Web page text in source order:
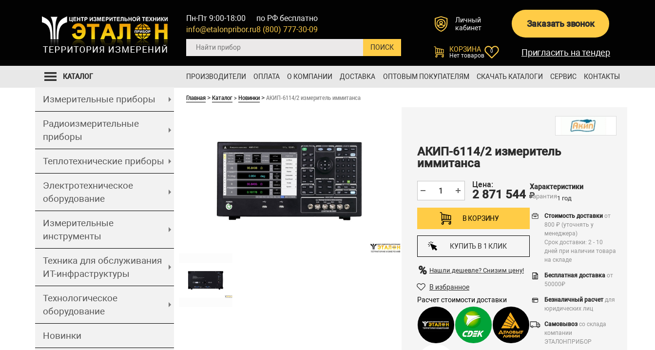
Пн-Пт 9:00-18:00
info@etalonpribor.ru
по РФ бесплатно
8 (800) 777-30-09
Личный
кабинет
Заказать звонок
КОРЗИНА
Нет товаров
0 Пригласить на тендер
ПРОИЗВОДИТЕЛИ ОПЛАТА О КОМПАНИИ ДОСТАВКА ОПТОВЫМ ПОКУПАТЕЛЯМ СКАЧАТЬ КАТАЛОГИ СЕРВИС КОНТАКТЫ
КАТАЛОГ
Измерительные приборы
Радиоизмерительные
приборы
Теплотехнические приборы
Электротехническое
оборудование
Измерительные
инструменты
Техника для обслуживания
ИТ-инфраструктуры
Технологическое
оборудование
Новинки
Главная >Каталог>Новинки >АКИП-6114/2 измеритель иммитанса
АКИП-6114/2 измеритель
иммитанса
Цена:
2 871 544 ₽
В КОРЗИНУ
КУПИТЬ В 1 КЛИК
Нашли дешевле? Снизим цену!
В избранное
Расчет стоимости доставки
Характеристики
Гарантия1 год
Стоимость доставкиот
800 ₽ (уточнять у
менеджера)
Срок доставки: 2 - 10
дней при наличии товара
на складе
Бесплатная доставкаот
50000₽
Безналичный расчетдля
юридических лиц
Самовывозсо склада
компании
ЭТАЛОНПРИБОР